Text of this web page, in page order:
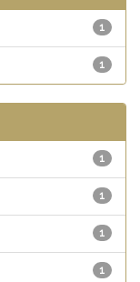
1
1
1
1
1
1